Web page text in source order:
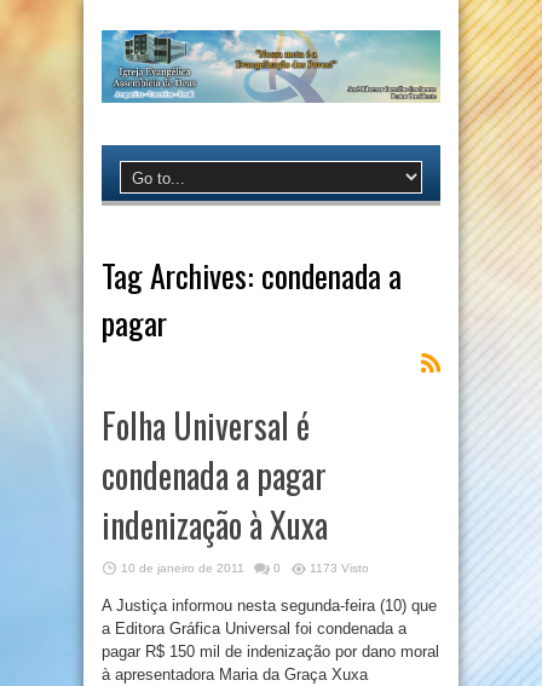
Tag Archives: condenada a
pagar
Folha Universal é
condenada a pagar
indenização à Xuxa
10 de janeiro de 2011 0 1173 Visto
A Justiça informou nesta segunda-feira (10) que
a Editora Gráfica Universal foi condenada a
pagar R$ 150 mil de indenização por dano moral
à apresentadora Maria da Graça Xuxa